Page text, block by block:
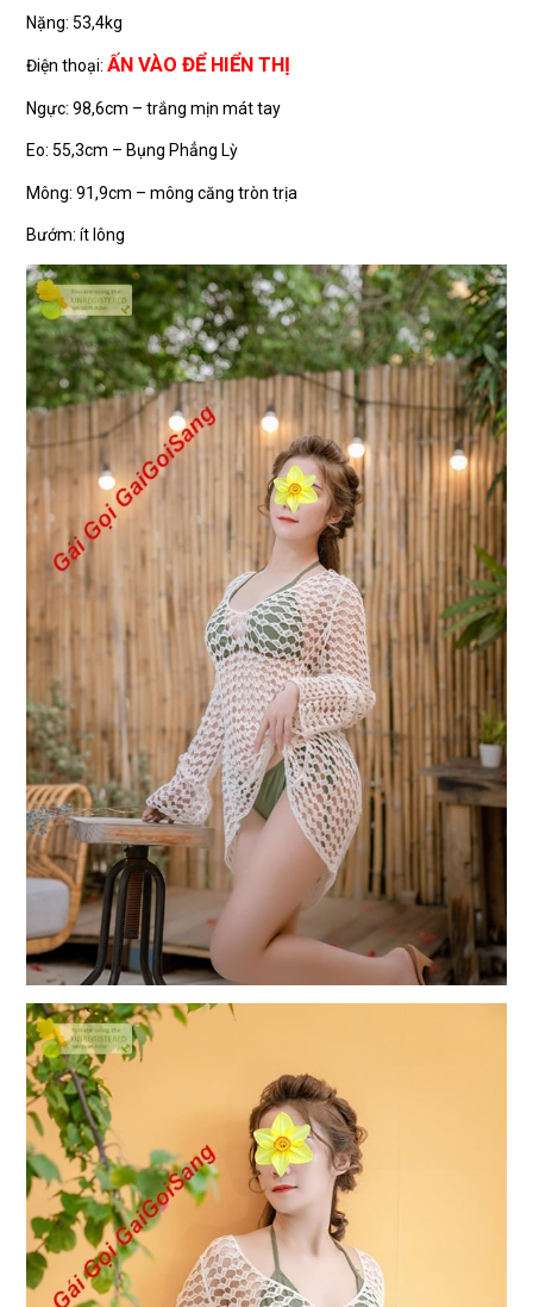
Nặng: 53,4kg
Điện thoại:ẤN VÀO ĐỂ HIỂN THỊ
Ngực: 98,6cm – trắng mịn mát tay
Eo: 55,3cm – Bụng Phẳng Lỳ
Mông: 91,9cm – mông căng tròn trịa
Bướm: ít lông